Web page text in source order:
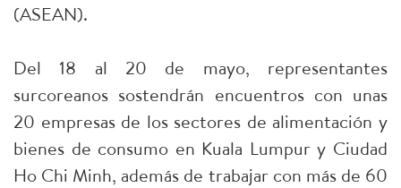
(ASEAN).
Del 18 al 20 de mayo, representantes
surcoreanos sostendrán encuentros con unas
20 empresas de los sectores de alimentación y
bienes de consumo en Kuala Lumpur y Ciudad
Ho Chi Minh, además de trabajar con más de 60